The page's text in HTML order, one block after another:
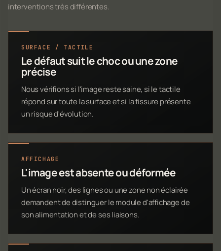
interventions très différentes.
SURFACE / TACTILE
Le défaut suit le choc ou une zone
précise
Nous vérifions si l'image reste saine, si le tactile
répond sur toute la surface et si la fissure présente
un risque d'évolution.
AFFICHAGE
L'image est absente ou déformée
Un écran noir, des lignes ou une zone non éclairée
demandent de distinguer le module d'affichage de
son alimentation et de ses liaisons.